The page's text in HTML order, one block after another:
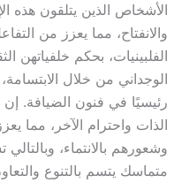
الأشخاص الذين يتلقون هذه
والانفتاح، مما يعزز من
الفلبينيات، بحكم خلفياتهن
الوجداني من خلال
رئيسيًا في فنون الضيافة. إن
الذات واحترام الآخر، مما
وشعورهم بالانتماء،
متماسك يتسم بالتنوع